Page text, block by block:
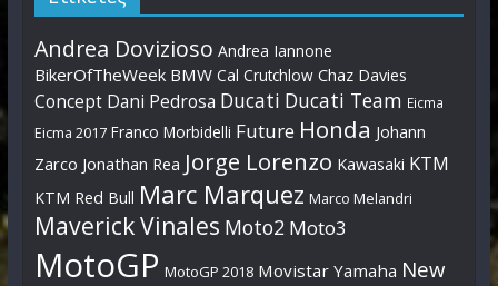
Andrea Dovizioso Andrea Iannone
BikerOfTheWeek BMW Cal Crutchlow Chaz Davies
Concept Dani Pedrosa Ducati Ducati Team Eicma
Eicma 2017 Franco Morbidelli Future Honda Johann
Zarco Jonathan Rea Jorge Lorenzo Kawasaki KTM
KTM Red Bull Marc Marquez Marco Melandri
Maverick Vinales Moto2 Moto3
MotoGP MotoGP 2018 Movistar Yamaha New